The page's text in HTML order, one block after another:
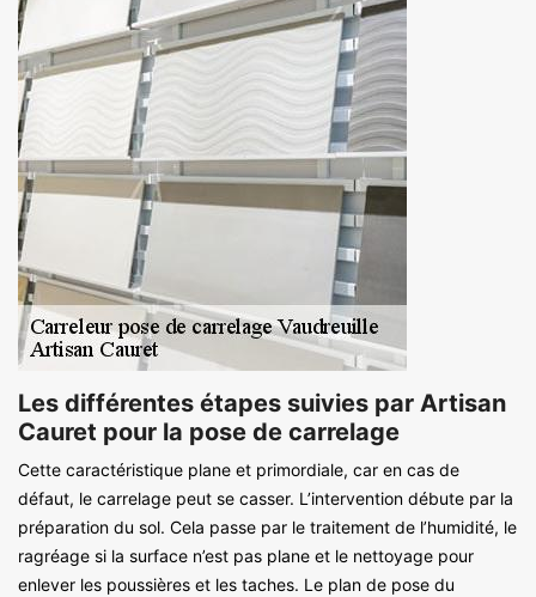
Les différentes étapes suivies par Artisan
Cauret pour la pose de carrelage
Cette caractéristique plane et primordiale, car en cas de
défaut, le carrelage peut se casser. L’intervention débute par la
préparation du sol. Cela passe par le traitement de l’humidité, le
ragréage si la surface n’est pas plane et le nettoyage pour
enlever les poussières et les taches. Le plan de pose du